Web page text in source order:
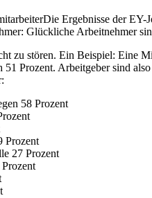
Die Ergebnisse der EY-
Glückliche Arbeitnehmer
zu stören. Ein Beispiel: Eine
51 Prozent. Arbeitgeber sind
58 Prozent
Prozent
27 Prozent